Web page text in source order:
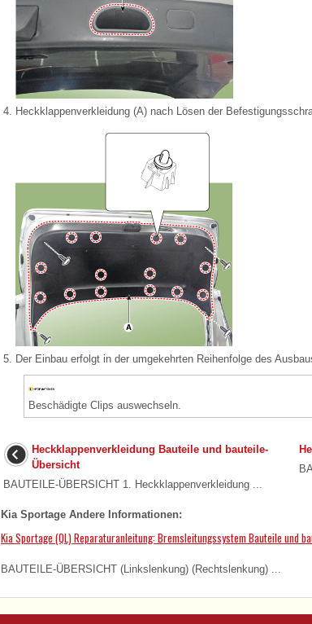
4. Heckklappenverkleidung (A) nach Lösen der
5. Der Einbau erfolgt in der umgekehrten Reihenfolge des
Beschädigte Clips auswechseln.
Heckklappenverkleidung Bauteile und bauteile-
Übersicht
BAUTEILE-ÜBERSICHT 1. Heckklappenverkleidung ...
Kia Sportage Andere Informationen:
Kia Sportage (QL) Reparaturanleitung: Bremsleitungssystem Bauteile und
BAUTEILE-ÜBERSICHT (Linkslenkung) (Rechtslenkung) ...